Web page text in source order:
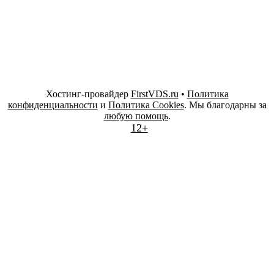
Хостинг-провайдер FirstVDS.ru • Политика
конфиденциальности и Политика Cookies. Мы благодарны за
любую помощь.
12+